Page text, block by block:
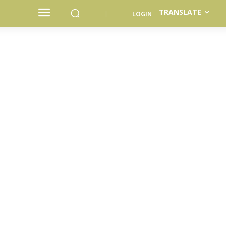
TRANSLATE
LOGIN